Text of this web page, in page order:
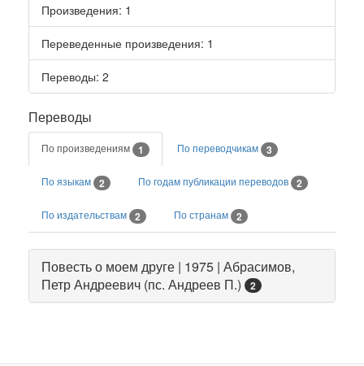
Произведения: 1
Переведенные произведения: 1
Переводы: 2
Переводы
По произведениям 1 По переводчикам 3
По языкам 2 По годам публикации переводов 2
По издательствам 2 По странам 2
Повесть о моем друге | 1975 | Абрасимов,
Петр Андреевич (пс. Андреев П.)
2